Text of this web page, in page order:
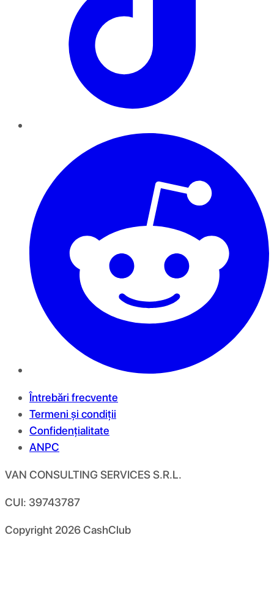
Întrebări frecvente
Termeni și condiții
Confidențialitate
ANPC
VAN CONSULTING SERVICES S.R.L.
CUI: 39743787
Copyright 2026CashClub